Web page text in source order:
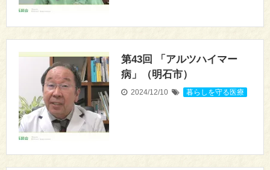
第43回 「アルツハイマー
病」（明石市）
2024/12/10 暮らしを守る医療